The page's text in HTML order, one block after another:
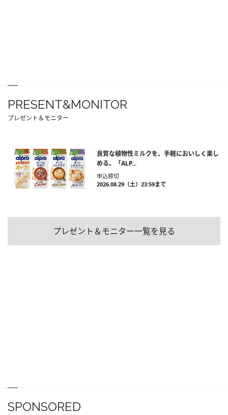
PRESENT&MONITOR
プレゼント＆モニター
良質な植物性ミルクを、手軽においしく楽し
める。「ALP...
申込締切
2026.08.29（土）23:59まで
プレゼント＆モニター一覧を見る
SPONSORED